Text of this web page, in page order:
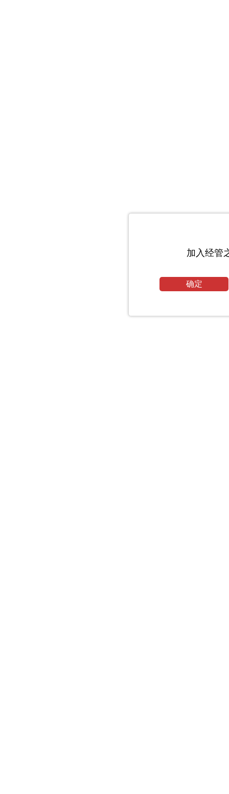
加入经管
确定